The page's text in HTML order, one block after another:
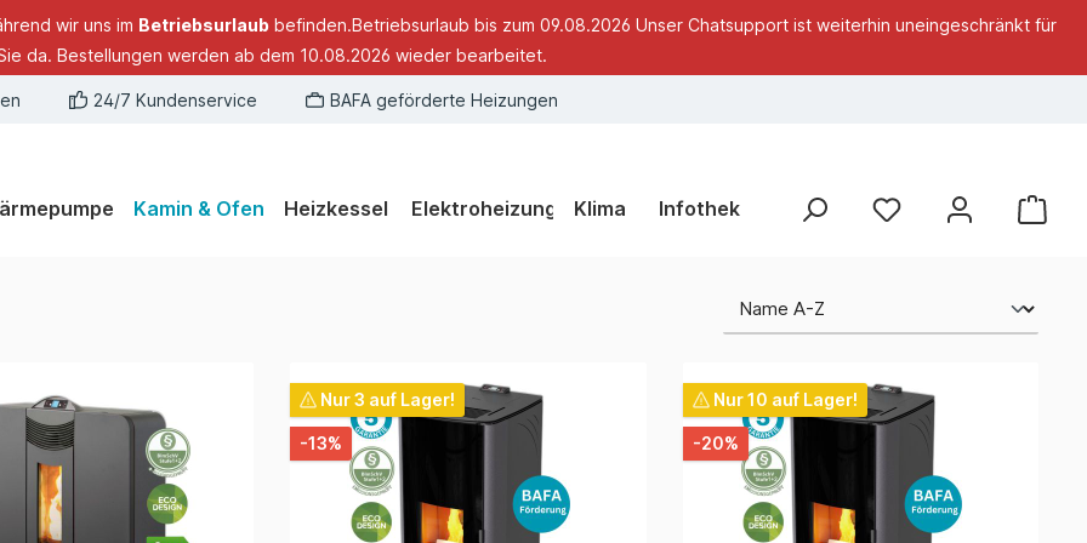
wir uns im Betriebsurlaub befinden.Betriebsurlaub bis zum 09.08.2026 Unser Chatsupport ist weiterhin uneingeschränkt für
da. Bestellungen werden ab dem 10.08.2026 wieder bearbeitet.
24/7 Kundenservice BAFA geförderte Heizungen
Kamin & Ofen Heizkessel Elektroheizung Klima Infothek
Nur 3 auf Lager!
-13%
Nur 10 auf Lager!
-20%